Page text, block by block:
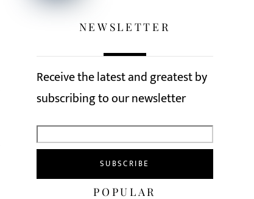
NEWSLETTER
Receive the latest and greatest by
subscribing to our newsletter
POPULAR